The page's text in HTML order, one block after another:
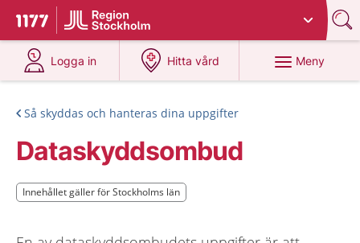
Till startsidan för 1177
Du har valt region
Logga in
på 1177.se
Hitta vård
på 1177.se
Meny
Så skyddas och hanteras dina uppgifter
Dataskyddsombud
Innehållet gäller för Stockholms län
Innehållet gäller för Stockholms län